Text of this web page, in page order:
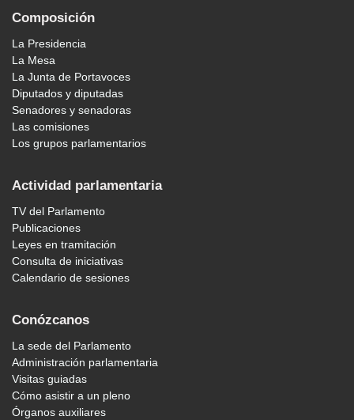
Composición
La Presidencia
La Mesa
La Junta de Portavoces
Diputados y diputadas
Senadores y senadoras
Las comisiones
Los grupos parlamentarios
Actividad parlamentaria
TV del Parlamento
Publicaciones
Leyes en tramitación
Consulta de iniciativas
Calendario de sesiones
Conózcanos
La sede del Parlamento
Administración parlamentaria
Visitas guiadas
Cómo asistir a un pleno
Órganos auxiliares